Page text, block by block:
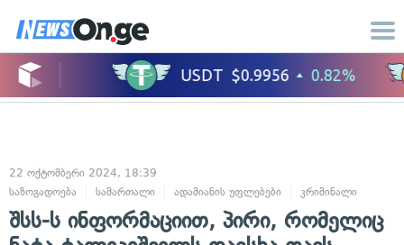
22 ოქტომბერი 2024, 18:39
საზოგადოება
სამართალი ადამიანის უფლებები კრიმინალი
შსს-ს ინფორმაციით, პირი, რომელიც